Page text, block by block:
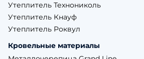
Утеплитель Технониколь
Утеплитель Кнауф
Утеплитель Роквул
Кровельные материалы